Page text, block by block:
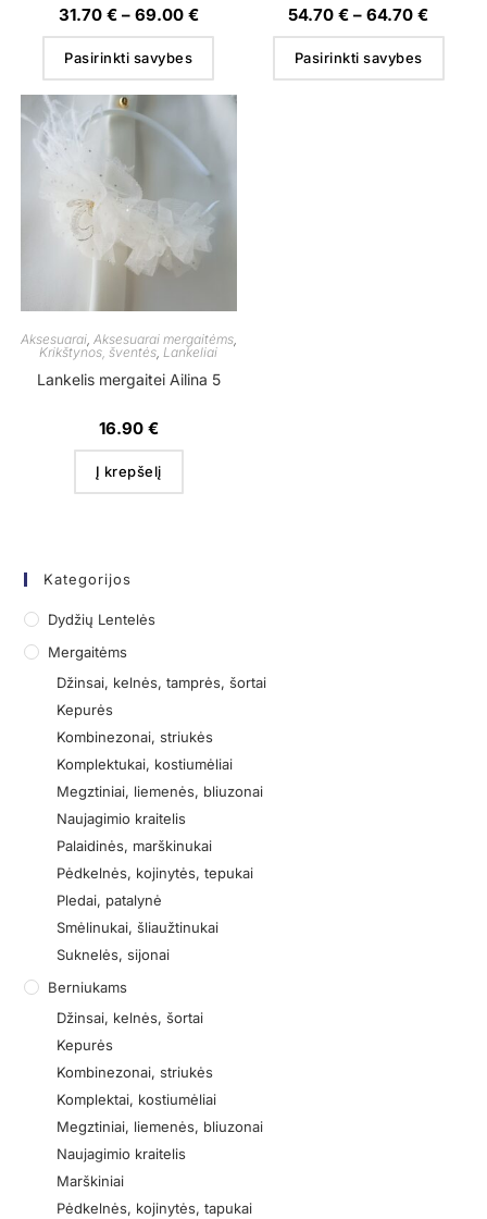
31.70 € – 69.00 €
Pasirinkti savybes
54.70€ – 64.70€
Pasirinkti savybes
Aksesuarai, Aksesuarai mergaitėms,
Krikštynos, šventės Lankeliai
Lankelis mergaitei Ailina 5
16.90 €
Į krepšelį
Kategorijos
Dydžių Lentelės
Mergaitėms
Džinsai, kelnės, tamprės, šortai
Kepurės
Kombinezonai, striukės
Komplektukai, kostiumėliai
Megztiniai, liemenės, bliuzonai
Naujagimio kraitelis
Palaidinės, marškinukai
Pėdkelnės, kojinytės, tepukai
Pledai, patalynė
Smėlinukai, šliaužtinukai
Suknelės, sijonai
Berniukams
Džinsai, kelnės, šortai
Kepurės
Kombinezonai, striukės
Komplektai, kostiumėliai
Megztiniai, liemenės, bliuzonai
Naujagimio kraitelis
Marškiniai
Pėdkelnės, kojinytės, tapukai